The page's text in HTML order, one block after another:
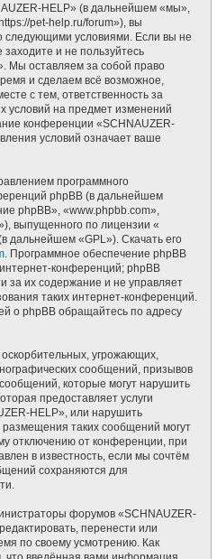
HELP» (в дальнейшем «мы»,
pet-help.ru/forum»), вы
следующими условиями. Если вы не
и не пользуйтесь
Мы оставляем за собой право
и сделаем всё возможное,
с тем, ответственность за
условий на предмет изменений
конференции «SCHNAUZER-
условий означает ваше
программного
phpBB (в дальнейшем
phpBB», «www.phpbb.com»,
выпущенного по лицензии «
дальнейшем «GPL»). Скачать его
. Программное обеспечение phpBB
конференций; phpBB
за их содержание и не управляет
таких интернет-конференций.
о phpBB обращайтесь по адресу
угрожающих,
сообщений, призывов
которые могут нарушить
предоставляет услуги
HELP», или нарушить
таких сообщений могут
отключению от конференции, при
в известность, если мы сочтём
сохраняются для
форумов «SCHNAUZER-
перенести или
по своему усмотрению. Как